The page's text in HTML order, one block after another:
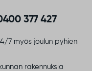
377 427
7 myös joulun pyhien
rakennuksia